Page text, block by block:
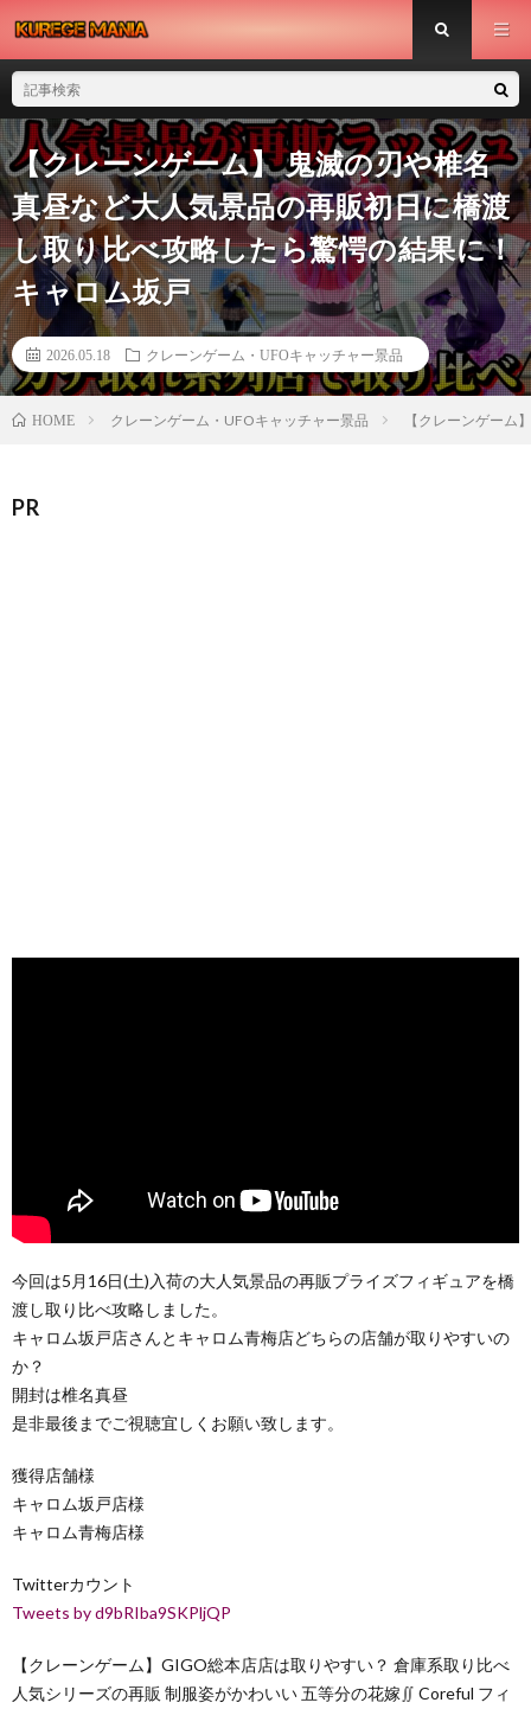
【クレーンゲーム】 鬼滅の刃や椎名
真昼など大人気景品の再販初日に橋渡
し取り比べ攻略したら驚愕の結果に！
キャロム坂戸
2026.05.18 クレーンゲーム・UFOキャッチャー景品
HOME クレーンゲーム・UFOキャッチャー景品 【クレーンゲーム
PR
今回は5月16日(土)入荷の大人気景品の再販プライズフィギュアを橋
渡し取り比べ攻略しました。
キャロム坂戸店さんとキャロム青梅店どちらの店舗が取りやすいの
か？
開封は椎名真昼
是非最後までご視聴宜しくお願い致します。
獲得店舗様
キャロム坂戸店様
キャロム青梅店様
Twitterカウント
Tweets by d9bRIba9SKPljQP
【クレーンゲーム】GIGO総本店店は取りやすい？ 倉庫系取り比べ
人気シリーズの再販 制服姿がかわいい 五等分の花嫁∬ Coreful フィ